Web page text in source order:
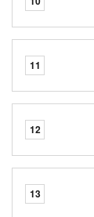
11
12
13